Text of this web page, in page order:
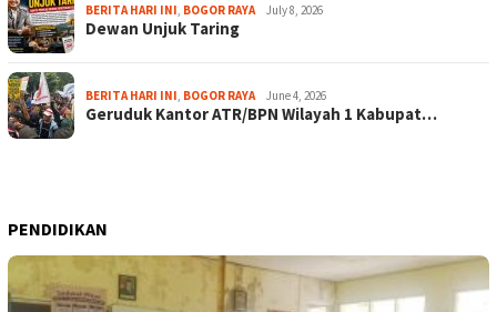
BERITA HARI INI, BOGOR RAYA July 8, 2026
Dewan Unjuk Taring
BERITA HARI INI, BOGOR RAYA June 4, 2026
Geruduk Kantor ATR/BPN Wilayah 1 Kabupat…
PENDIDIKAN